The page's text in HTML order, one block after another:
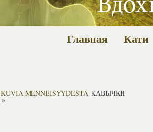
Главная Кати
KUVIA MENNEISYYDESTÄ
»
KАВЫЧКИ